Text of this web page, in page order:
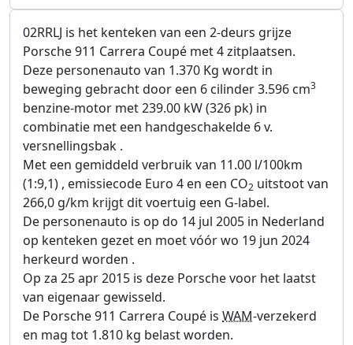
02RRLJ is het kenteken van een 2-deurs grijze
Porsche 911 Carrera Coupé met 4 zitplaatsen.
Deze personenauto van 1.370 Kg wordt in
beweging gebracht door een 6 cilinder 3.596 cm3
benzine-motor met 239.00 kW (326 pk) in
combinatie met een handgeschakelde 6 v.
versnellingsbak .
Met een gemiddeld verbruik van 11.00 l/100km
(1:9,1) , emissiecode Euro 4 en een CO2 uitstoot van
266,0 g/km krijgt dit voertuig een G-label.
De personenauto is op do 14 jul 2005 in Nederland
op kenteken gezet en moet vóór wo 19 jun 2024
herkeurd worden .
Op za 25 apr 2015 is deze Porsche voor het laatst
van eigenaar gewisseld.
De Porsche 911 Carrera Coupé is WAM-verzekerd
en mag tot 1.810 kg belast worden.